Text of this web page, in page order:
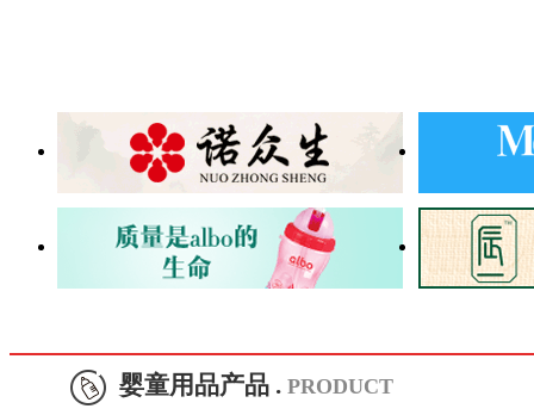
婴童用品产品 . PRODUCT